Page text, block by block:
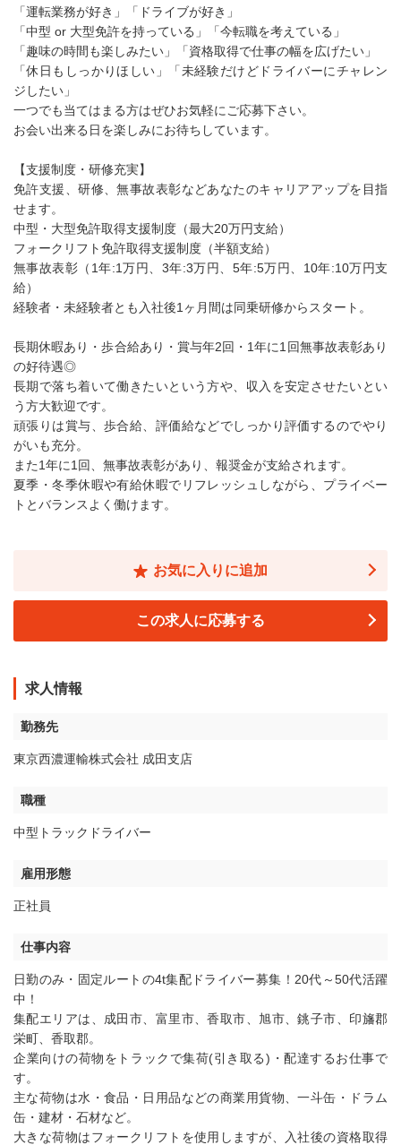
「運転業務が好き」「ドライブが好き」
「中型 or 大型免許を持っている」「今転職を考えている」
「趣味の時間も楽しみたい」「資格取得で仕事の幅を広げたい」
「休日もしっかりほしい」「未経験だけどドライバーにチャレン
ジしたい」
一つでも当てはまる方はぜひお気軽にご応募下さい。
お会い出来る日を楽しみにお待ちしています。
【支援制度・研修充実】
免許支援、研修、無事故表彰などあなたのキャリアアップを目指
せます。
中型・大型免許取得支援制度（最大20万円支給）
フォークリフト免許取得支援制度（半額支給）
無事故表彰（1年:1万円、3年:3万円、5年:5万円、10年:10万円支
給）
経験者・未経験者とも入社後1ヶ月間は同乗研修からスタート。
長期休暇あり・歩合給あり・賞与年2回・1年に1回無事故表彰あり
の好待遇◎
長期で落ち着いて働きたいという方や、収入を安定させたいとい
う方大歓迎です。
頑張りは賞与、歩合給、評価給などでしっかり評価するのでやり
がいも充分。
また1年に1回、無事故表彰があり、報奨金が支給されます。
夏季・冬季休暇や有給休暇でリフレッシュしながら、プライベー
トとバランスよく働けます。
お気に入りに追加
この求人に応募する
求人情報
勤務先
東京西濃運輸株式会社 成田支店
職種
中型トラックドライバー
雇用形態
正社員
仕事内容
日勤のみ・固定ルートの4t集配ドライバー募集！20代～50代活躍
中！
集配エリアは、成田市、富里市、香取市、旭市、銚子市、印旛郡
栄町、香取郡。
企業向けの荷物をトラックで集荷(引き取る)・配達するお仕事で
す。
主な荷物は水・食品・日用品などの商業用貨物、一斗缶・ドラム
缶・建材・石材など。
大きな荷物はフォークリフトを使用しますが、入社後の資格取得